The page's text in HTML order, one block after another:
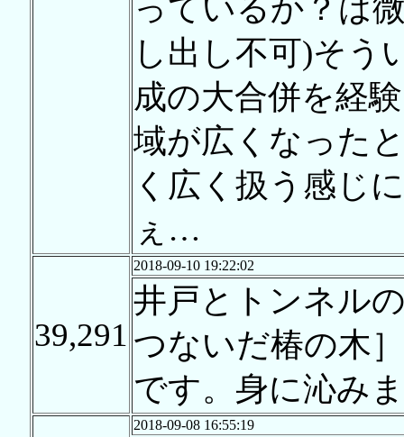
っているか？は
し出し不可)そう
成の大合併を経
域が広くなった
く広く扱う感じ
ぇ…
39,291
2018-09-10 19:22:02
井戸とトンネル
つないだ椿の木
です。身に沁み
2018-09-08 16:55:19